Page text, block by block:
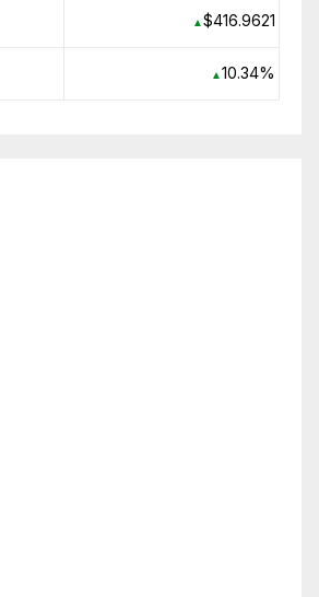
▲$416.9621
▲10.34%